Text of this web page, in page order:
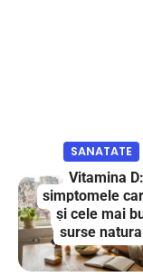
SANATATE
Vitamina D:
simptomele
și cele mai
surse